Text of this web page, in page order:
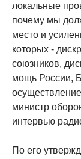
локальные
почему мы
место и
которых -
союзников,
мощь России,
министр
интервью
По его